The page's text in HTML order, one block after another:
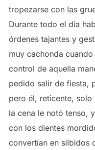
tropezarse con las
Durante todo el día
órdenes tajantes y
muy cachonda
control de aquella
pedido salir de fiesta,
pero él, reticente,
la cena le notó tenso,
con los dientes
convertían en silbidos